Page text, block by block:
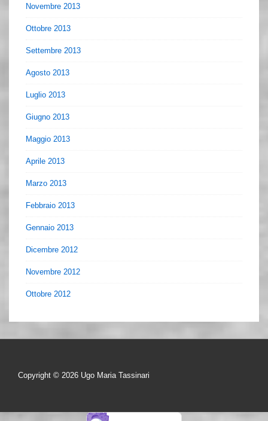
Novembre 2013
Ottobre 2013
Settembre 2013
Agosto 2013
Luglio 2013
Giugno 2013
Maggio 2013
Aprile 2013
Marzo 2013
Febbraio 2013
Gennaio 2013
Dicembre 2012
Novembre 2012
Ottobre 2012
Copyright © 2026 Ugo Maria Tassinari